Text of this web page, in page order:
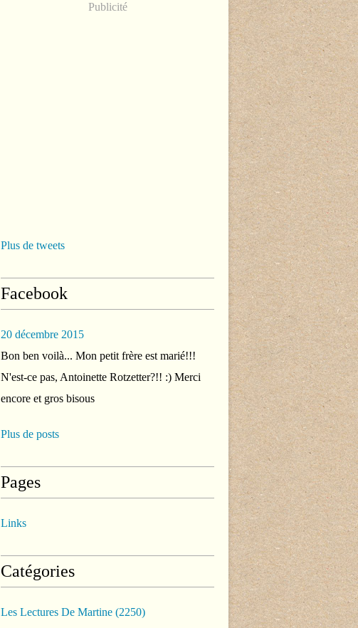
Publicité
Plus de tweets
Facebook
20 décembre 2015
Bon ben voilà... Mon petit frère est marié!!!
N'est-ce pas, Antoinette Rotzetter?!! :) Merci
encore et gros bisous
Plus de posts
Pages
Links
Catégories
Les Lectures De Martine (2250)